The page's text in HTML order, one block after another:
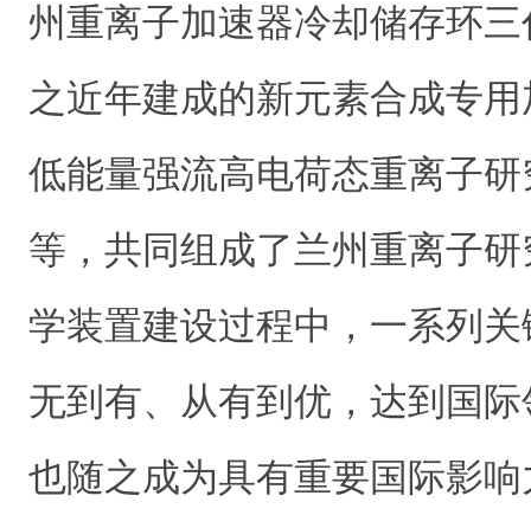
州重离子加速器冷却储存环
之近年建成的新元素合成专
低能量强流高电荷态重离子
等，共同组成了兰州重离子
学装置建设过程中，一系列
无到有、从有到优，达到国
也随之成为具有重要国际影